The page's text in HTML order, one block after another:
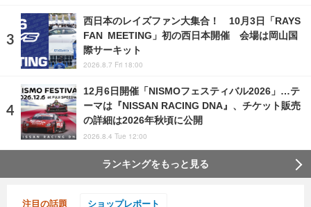
西日本のレイズファン大集合！ 10月3日「RAYS
FAN MEETING」初の西日本開催 会場は岡山国
際サーキット
2026.8.7 Fri 18:00
12月6日開催「NISMOフェスティバル2026」…テ
ーマは『NISSAN RACING DNA』、チケット販売
の詳細は2026年秋頃に公開
2026.8.4 Tue 12:00
ランキングをもっと見る
注目の話題 ショップレポート